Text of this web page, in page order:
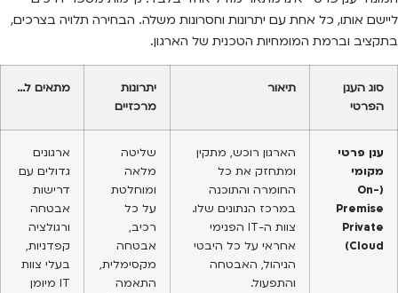
ליישם אותו, כל אחת עם יתרונות וחסרונות משלה. הבחירה תלויה בצרכים,
בתקציב וברמת המומחיות הטכנית של הארגון.
סוג הענן
הפרטי
תיאור
יתרונות
מרכזיים
מתאים ל…
ענן פרטי
מקומי
(On-
Premise
Private
Cloud)
הארגון רוכש, מתקין
ומתחזק את כל
החומרה והתוכנה
במרכז הנתונים שלו.
צוות ה-IT הפנימי
אחראי על כל היבטי
הניהול, האבטחה
והתפעול.
שליטה
מלאה
ומוחלטת
על כל
רכיב,
אבטחה
מקסימלית,
התאמה
ארגונים
גדולים עם
דרישות
אבטחה
ורגולציה
קפדניות,
בעלי צוות
IT מיומן